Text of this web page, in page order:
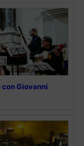
Giovanni